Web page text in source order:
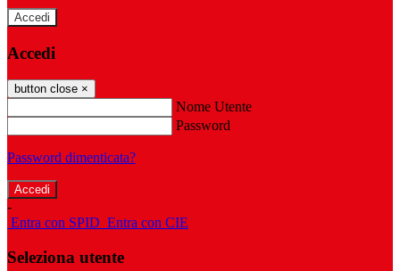
Accedi
Accedi
button close ×
Nome Utente
Password
Password dimenticata?
-
Entra con SPID Entra con CIE
Seleziona utente